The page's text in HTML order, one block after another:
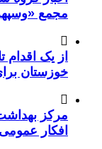
مجمع
از یک اقدام
خوزستان
مرکز
افکار